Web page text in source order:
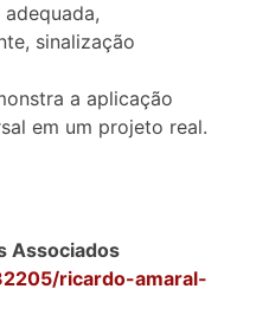
sinalização
a aplicação
em um projeto real.
Associados
ricardo-amaral-